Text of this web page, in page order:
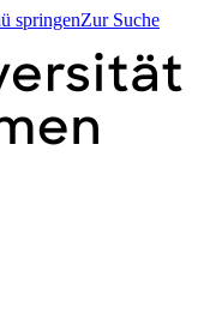
springenZur Suche